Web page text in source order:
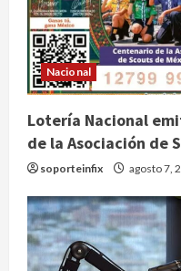
Nacional
Lotería Nacional
de la Asociación de
soporteinfix agosto 7,